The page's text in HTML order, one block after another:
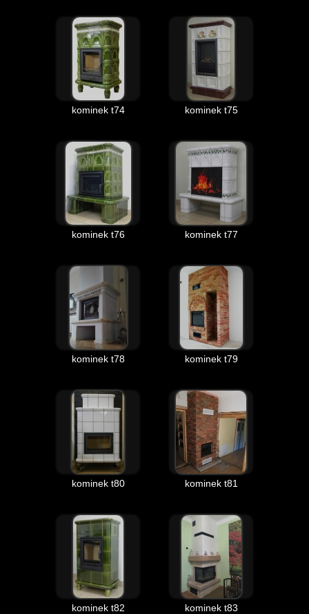
kominek t74 kominek t75
kominek t76 kominek t77
kominek t78 kominek t79
kominek t80 kominek t81
kominek t82 kominek t83